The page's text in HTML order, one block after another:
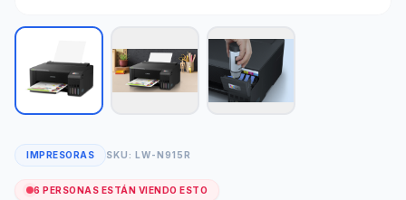
IMPRESORAS SKU: LW-N915R
6 PERSONAS ESTÁN VIENDO ESTO